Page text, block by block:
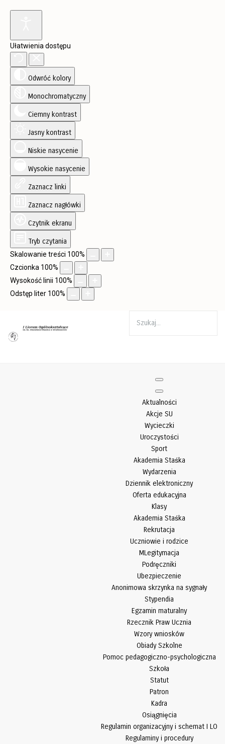
Ułatwienia dostępu
Odwróć kolory
Monochromatyczny
Ciemny kontrast
Jasny kontrast
Niskie nasycenie
Wysokie nasycenie
Zaznacz linki
Zaznacz nagłówki
Czytnik ekranu
Tryb czytania
Skalowanie treści 100%
Czcionka 100%
Wysokość linii 100%
Odstęp liter 100%
Aktualności
Akcje SU
Wycieczki
Uroczystości
Sport
Akademia Staśka
Wydarzenia
Dziennik elektroniczny
Oferta edukacyjna
Klasy
Akademia Staśka
Rekrutacja
Uczniowie i rodzice
MLegitymacja
Podręczniki
Ubezpieczenie
Anonimowa skrzynka na sygnały
Stypendia
Egzamin maturalny
Rzecznik Praw Ucznia
Wzory wniosków
Obiady Szkolne
Pomoc pedagogiczno-psychologiczna
Szkoła
Statut
Patron
Kadra
Osiągnięcia
Regulamin organizacyjny i schemat I LO
Regulaminy i procedury